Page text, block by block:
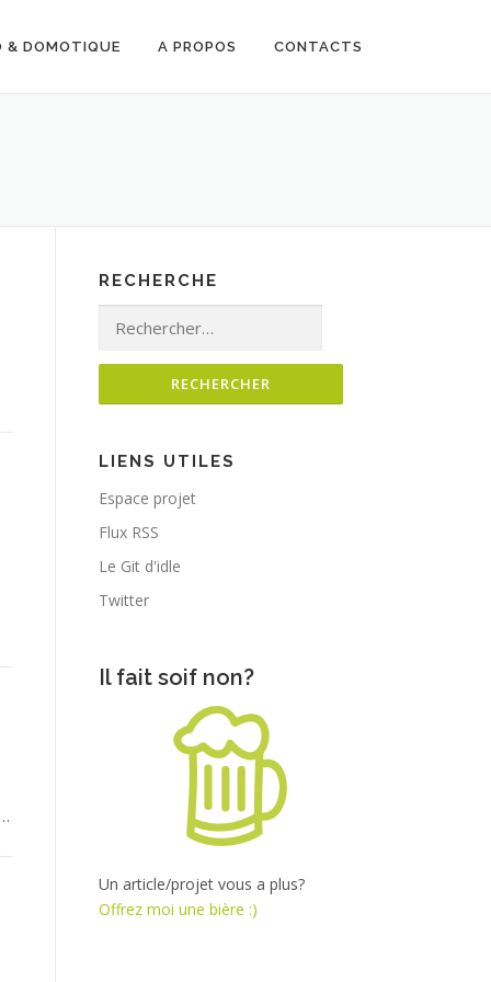
& DOMOTIQUE A PROPOS CONTACTS
RECHERCHE
Rechercher :
LIENS UTILES
Espace projet
Flux RSS
Le Git d'idle
Twitter
Il fait soif non?
Un article/projet vous a plus?
Offrez moi une bière :)